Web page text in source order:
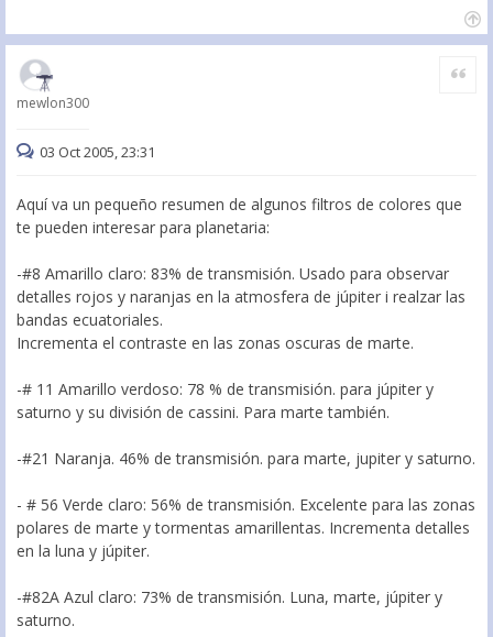
mewlon300
Citar
03 Oct 2005, 23:31
Aquí va un pequeño resumen de algunos filtros de colores que
te pueden interesar para planetaria:
-#8 Amarillo claro: 83% de transmisión. Usado para observar
detalles rojos y naranjas en la atmosfera de júpiter i realzar las
bandas ecuatoriales.
Incrementa el contraste en las zonas oscuras de marte.
-# 11 Amarillo verdoso: 78 % de transmisión. para júpiter y
saturno y su división de cassini. Para marte también.
-#21 Naranja. 46% de transmisión. para marte, jupiter y saturno.
- # 56 Verde claro: 56% de transmisión. Excelente para las zonas
polares de marte y tormentas amarillentas. Incrementa detalles
en la luna y júpiter.
-#82A Azul claro: 73% de transmisión. Luna, marte, júpiter y
saturno.